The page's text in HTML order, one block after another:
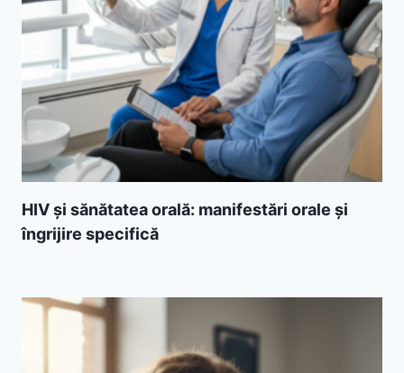
HIV și sănătatea orală: manifestări orale și
îngrijire specifică